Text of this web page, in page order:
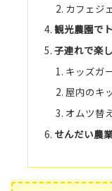
カフェジ
観光農園で
子連れで楽
キッズガ
屋内のキ
オムツ替
せんだい農